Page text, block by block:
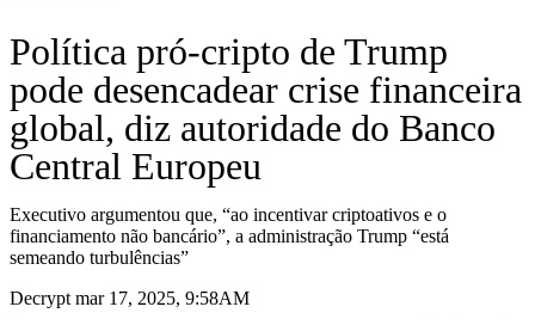
Política pró-cripto de Trump
pode desencadear crise financeira
global, diz autoridade do Banco
Central Europeu
Executivo argumentou que, “ao incentivar criptoativos e o
financiamento não bancário”, a administração Trump “está
semeando turbulências”
Decrypt mar 17, 2025, 9:58AM